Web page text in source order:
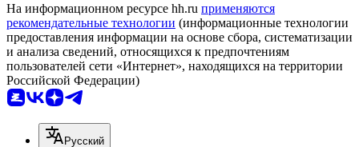
На информационном ресурсе hh.ru применяются
рекомендательные технологии (информационные технологии
предоставления информации на основе сбора, систематизации
и анализа сведений, относящихся к предпочтениям
пользователей сети «Интернет», находящихся на территории
Российской Федерации)
Русский